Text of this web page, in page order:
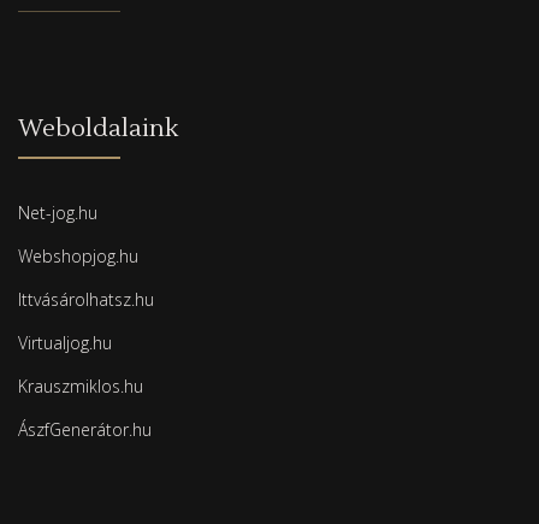
Weboldalaink
Net-jog.hu
Webshopjog.hu
Ittvásárolhatsz.hu
Virtualjog.hu
Krauszmiklos.hu
ÁszfGenerátor.hu